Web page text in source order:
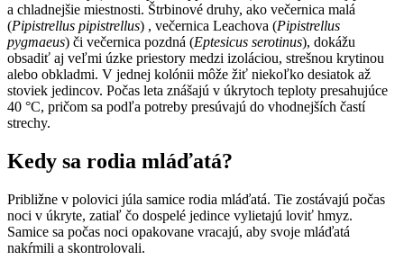
a chladnejšie miestnosti. Štrbinové druhy, ako večernica malá
(Pipistrellus pipistrellus) , večernica Leachova (Pipistrellus
pygmaeus) či večernica pozdná (Eptesicus serotinus), dokážu
obsadiť aj veľmi úzke priestory medzi izoláciou, strešnou krytinou
alebo obkladmi. V jednej kolónii môže žiť niekoľko desiatok až
stoviek jedincov. Počas leta znášajú v úkrytoch teploty presahujúce
40 °C, pričom sa podľa potreby presúvajú do vhodnejších častí
strechy.
Kedy sa rodia mláďatá?
Približne v polovici júla samice rodia mláďatá. Tie zostávajú počas
noci v úkryte, zatiaľ čo dospelé jedince vylietajú loviť hmyz.
Samice sa počas noci opakovane vracajú, aby svoje mláďatá
nakŕmili a skontrolovali.